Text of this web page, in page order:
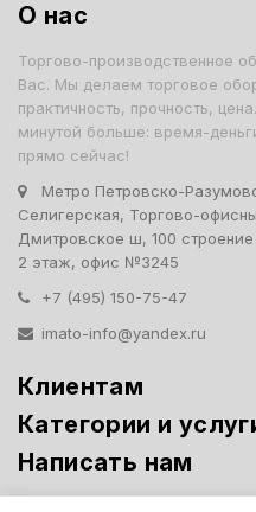
О нас
Торгово-производственное
Вас. Мы делаем торговое
практичность, прочность,
минутой больше: время-
прямо сейчас!
Метро Петровско-
Селигерская, Торгово-
Дмитровское ш, 100
2 этаж, офис №3245
+7 (495) 150-75-47
imato-info@yandex.ru
Клиентам
Категории и
Написать нам